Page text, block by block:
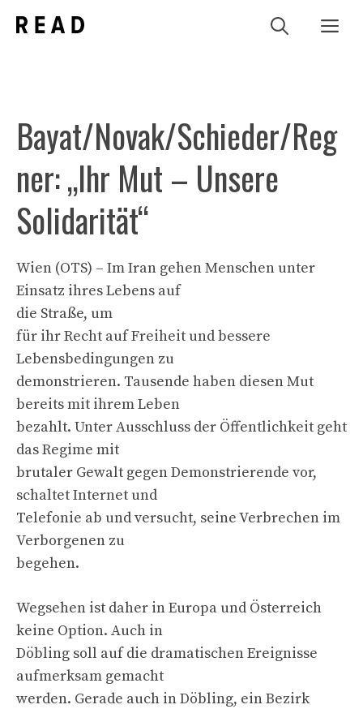
Inhalt
Bayat/Novak/Schieder/Reg
ner: „Ihr Mut – Unsere
Solidarität“
Wien (OTS) – Im Iran gehen Menschen unter
Einsatz ihres Lebens auf
die Straße, um
für ihr Recht auf Freiheit und bessere
Lebensbedingungen zu
demonstrieren. Tausende haben diesen Mut
bereits mit ihrem Leben
bezahlt. Unter Ausschluss der Öffentlichkeit geht
das Regime mit
brutaler Gewalt gegen Demonstrierende vor,
schaltet Internet und
Telefonie ab und versucht, seine Verbrechen im
Verborgenen zu
begehen.
Wegsehen ist daher in Europa und Österreich
keine Option. Auch in
Döbling soll auf die dramatischen Ereignisse
aufmerksam gemacht
werden. Gerade auch in Döbling, ein Bezirk